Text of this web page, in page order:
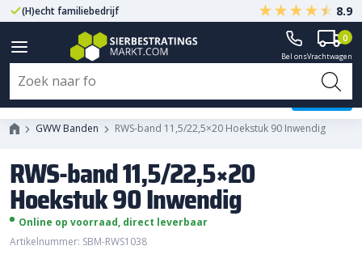
(H)echt familiebedrijf Gegarandeerd A-kwaliteit
8.9
Bel onsVrachtwagen
0
GWW Banden RWS-band 11,5/22,5×20 Hoekstuk 90 Inwendig
RWS-band 11,5/22,5×20
Hoekstuk 90 Inwendig
Online op voorraad, direct leverbaar
Artikelnummer: SBM-RWS1038
RWS-band 11,5/22,5x20 Hoekstuk
90 Inwendig